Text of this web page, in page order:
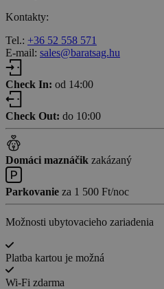
Kontakty:
Tel.: +36 52 558 571
E-mail: sales@baratsag.hu
Check In: od 14:00
Check Out: do 10:00
Domáci maznáčik zakázaný
Parkovanie za 1 500 Ft/noc
Možnosti ubytovacieho zariadenia
Platba kartou je možná
Wi-Fi zdarma